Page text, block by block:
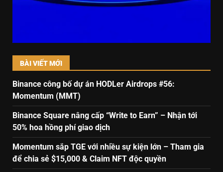
BÀI VIẾT MỚI
Binance công bố dự án HODLer Airdrops #56:
Momentum (MMT)
Binance Square nâng cấp “Write to Earn” – Nhận tới
50% hoa hồng phí giao dịch
Momentum sắp TGE với nhiều sự kiện lớn – Tham gia
để chia sẻ $15,000 & Claim NFT độc quyền